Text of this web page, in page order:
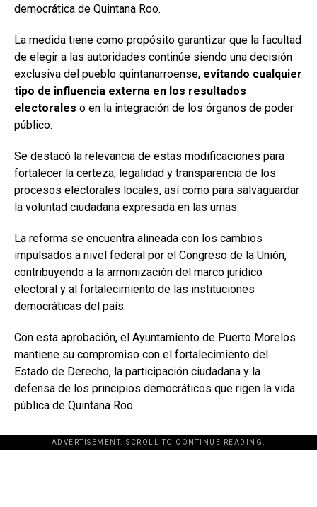
democrática de Quintana Roo.
La medida tiene como propósito garantizar que la facultad
de elegir a las autoridades continúe siendo una decisión
exclusiva del pueblo quintanarroense, evitando cualquier
tipo de influencia externa en los resultados
electorales o en la integración de los órganos de poder
público.
Se destacó la relevancia de estas modificaciones para
fortalecer la certeza, legalidad y transparencia de los
procesos electorales locales, así como para salvaguardar
la voluntad ciudadana expresada en las urnas.
La reforma se encuentra alineada con los cambios
impulsados a nivel federal por el Congreso de la Unión,
contribuyendo a la armonización del marco jurídico
electoral y al fortalecimiento de las instituciones
democráticas del país.
Con esta aprobación, el Ayuntamiento de Puerto Morelos
mantiene su compromiso con el fortalecimiento del
Estado de Derecho, la participación ciudadana y la
defensa de los principios democráticos que rigen la vida
pública de Quintana Roo.
ADVERTISEMENT. SCROLL TO CONTINUE READING.
[adsforwp id="243463"]